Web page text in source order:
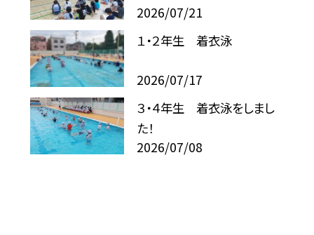
2026/07/21
１・２年生 着衣泳
2026/07/17
３・４年生 着衣泳をしまし
た！
2026/07/08